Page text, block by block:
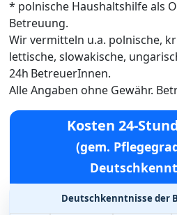
* polnische Haushaltshilfe als
Betreuung.
Wir vermitteln u.a. polnische,
lettische, slowakische,
24h BetreuerInnen.
Alle Angaben ohne Gewähr.
Kosten 24-
(gem.
Deutschkenntnisse der